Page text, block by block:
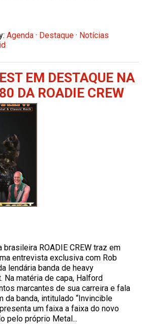
Agenda · Destaque · Notícias
EM DESTAQUE NA
DA ROADIE CREW
ROADIE CREW traz em
entrevista exclusiva com Rob
lendária banda de heavy
Na matéria de capa, Halford
marcantes de sua carreira e fala
da banda, intitulado “Invincible
um faixa a faixa do novo
pelo próprio Metal...